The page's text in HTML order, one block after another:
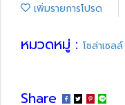
เพิ่มรายการโปรด
หมวดหมู่ : โซล่าเซลล์
Share